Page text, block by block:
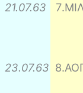
21.07.63 7.
23.07.63 8.